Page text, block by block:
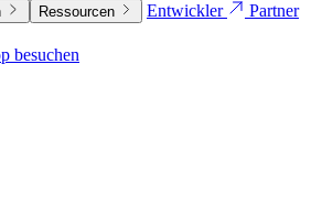
Ressourcen Entwickler
Partner
besuchen